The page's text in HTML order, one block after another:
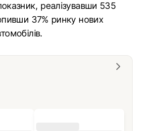
реалізувавши 535
37% ринку нових